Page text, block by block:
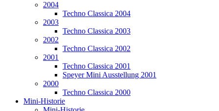
2004
Techno Classica 2004
2003
Techno Classica 2003
2002
Techno Classica 2002
2001
Techno Classica 2001
Speyer Mini Ausstellung 2001
2000
Techno Classica 2000
Mini-Historie